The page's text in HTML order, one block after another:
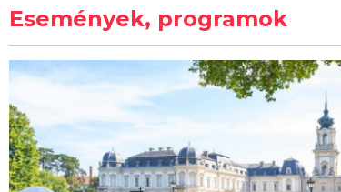
Események, programok